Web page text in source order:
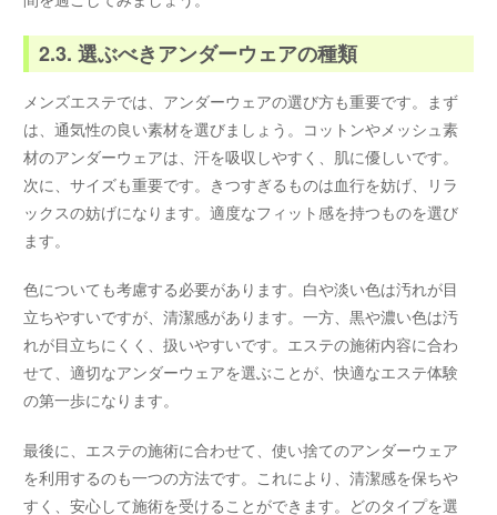
2.3. 選ぶべきアンダーウェアの種類
メンズエステでは、アンダーウェアの選び方も重要です。まず
は、通気性の良い素材を選びましょう。コットンやメッシュ素
材のアンダーウェアは、汗を吸収しやすく、肌に優しいです。
次に、サイズも重要です。きつすぎるものは血行を妨げ、リラ
ックスの妨げになります。適度なフィット感を持つものを選び
ます。
色についても考慮する必要があります。白や淡い色は汚れが目
立ちやすいですが、清潔感があります。一方、黒や濃い色は汚
れが目立ちにくく、扱いやすいです。エステの施術内容に合わ
せて、適切なアンダーウェアを選ぶことが、快適なエステ体験
の第一歩になります。
最後に、エステの施術に合わせて、使い捨てのアンダーウェア
を利用するのも一つの方法です。これにより、清潔感を保ちや
すく、安心して施術を受けることができます。どのタイプを選